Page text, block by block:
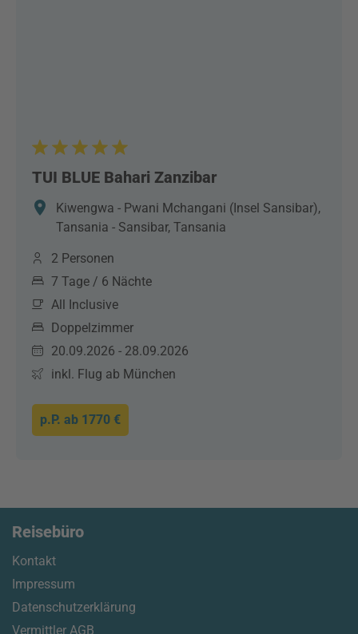
TUI BLUE Bahari Zanzibar
Kiwengwa - Pwani Mchangani (Insel Sansibar),
Tansania - Sansibar, Tansania
2 Personen
7 Tage / 6 Nächte
All Inclusive
Doppelzimmer
20.09.2026 - 28.09.2026
inkl. Flug ab München
p.P. ab 1770 €
Reisebüro
Kontakt
Impressum
Datenschutzerklärung
Vermittler AGB